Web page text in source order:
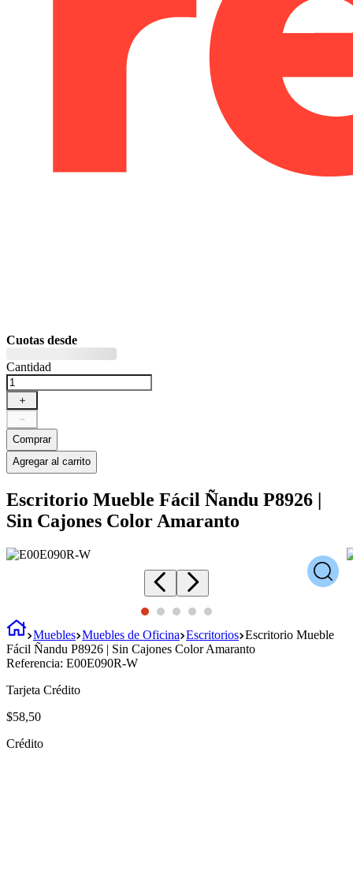
Cuotas desde
Cantidad
＋
－
Comprar
Agregar al carrito
Escritorio Mueble Fácil Ñandu P8926 |
Sin Cajones Color Amaranto
Muebles Muebles de Oficina Escritorios Escritorio Mueble
Fácil Ñandu P8926 | Sin Cajones Color Amaranto
Referencia: E00E090R-W
Tarjeta Crédito
$58,50
Crédito